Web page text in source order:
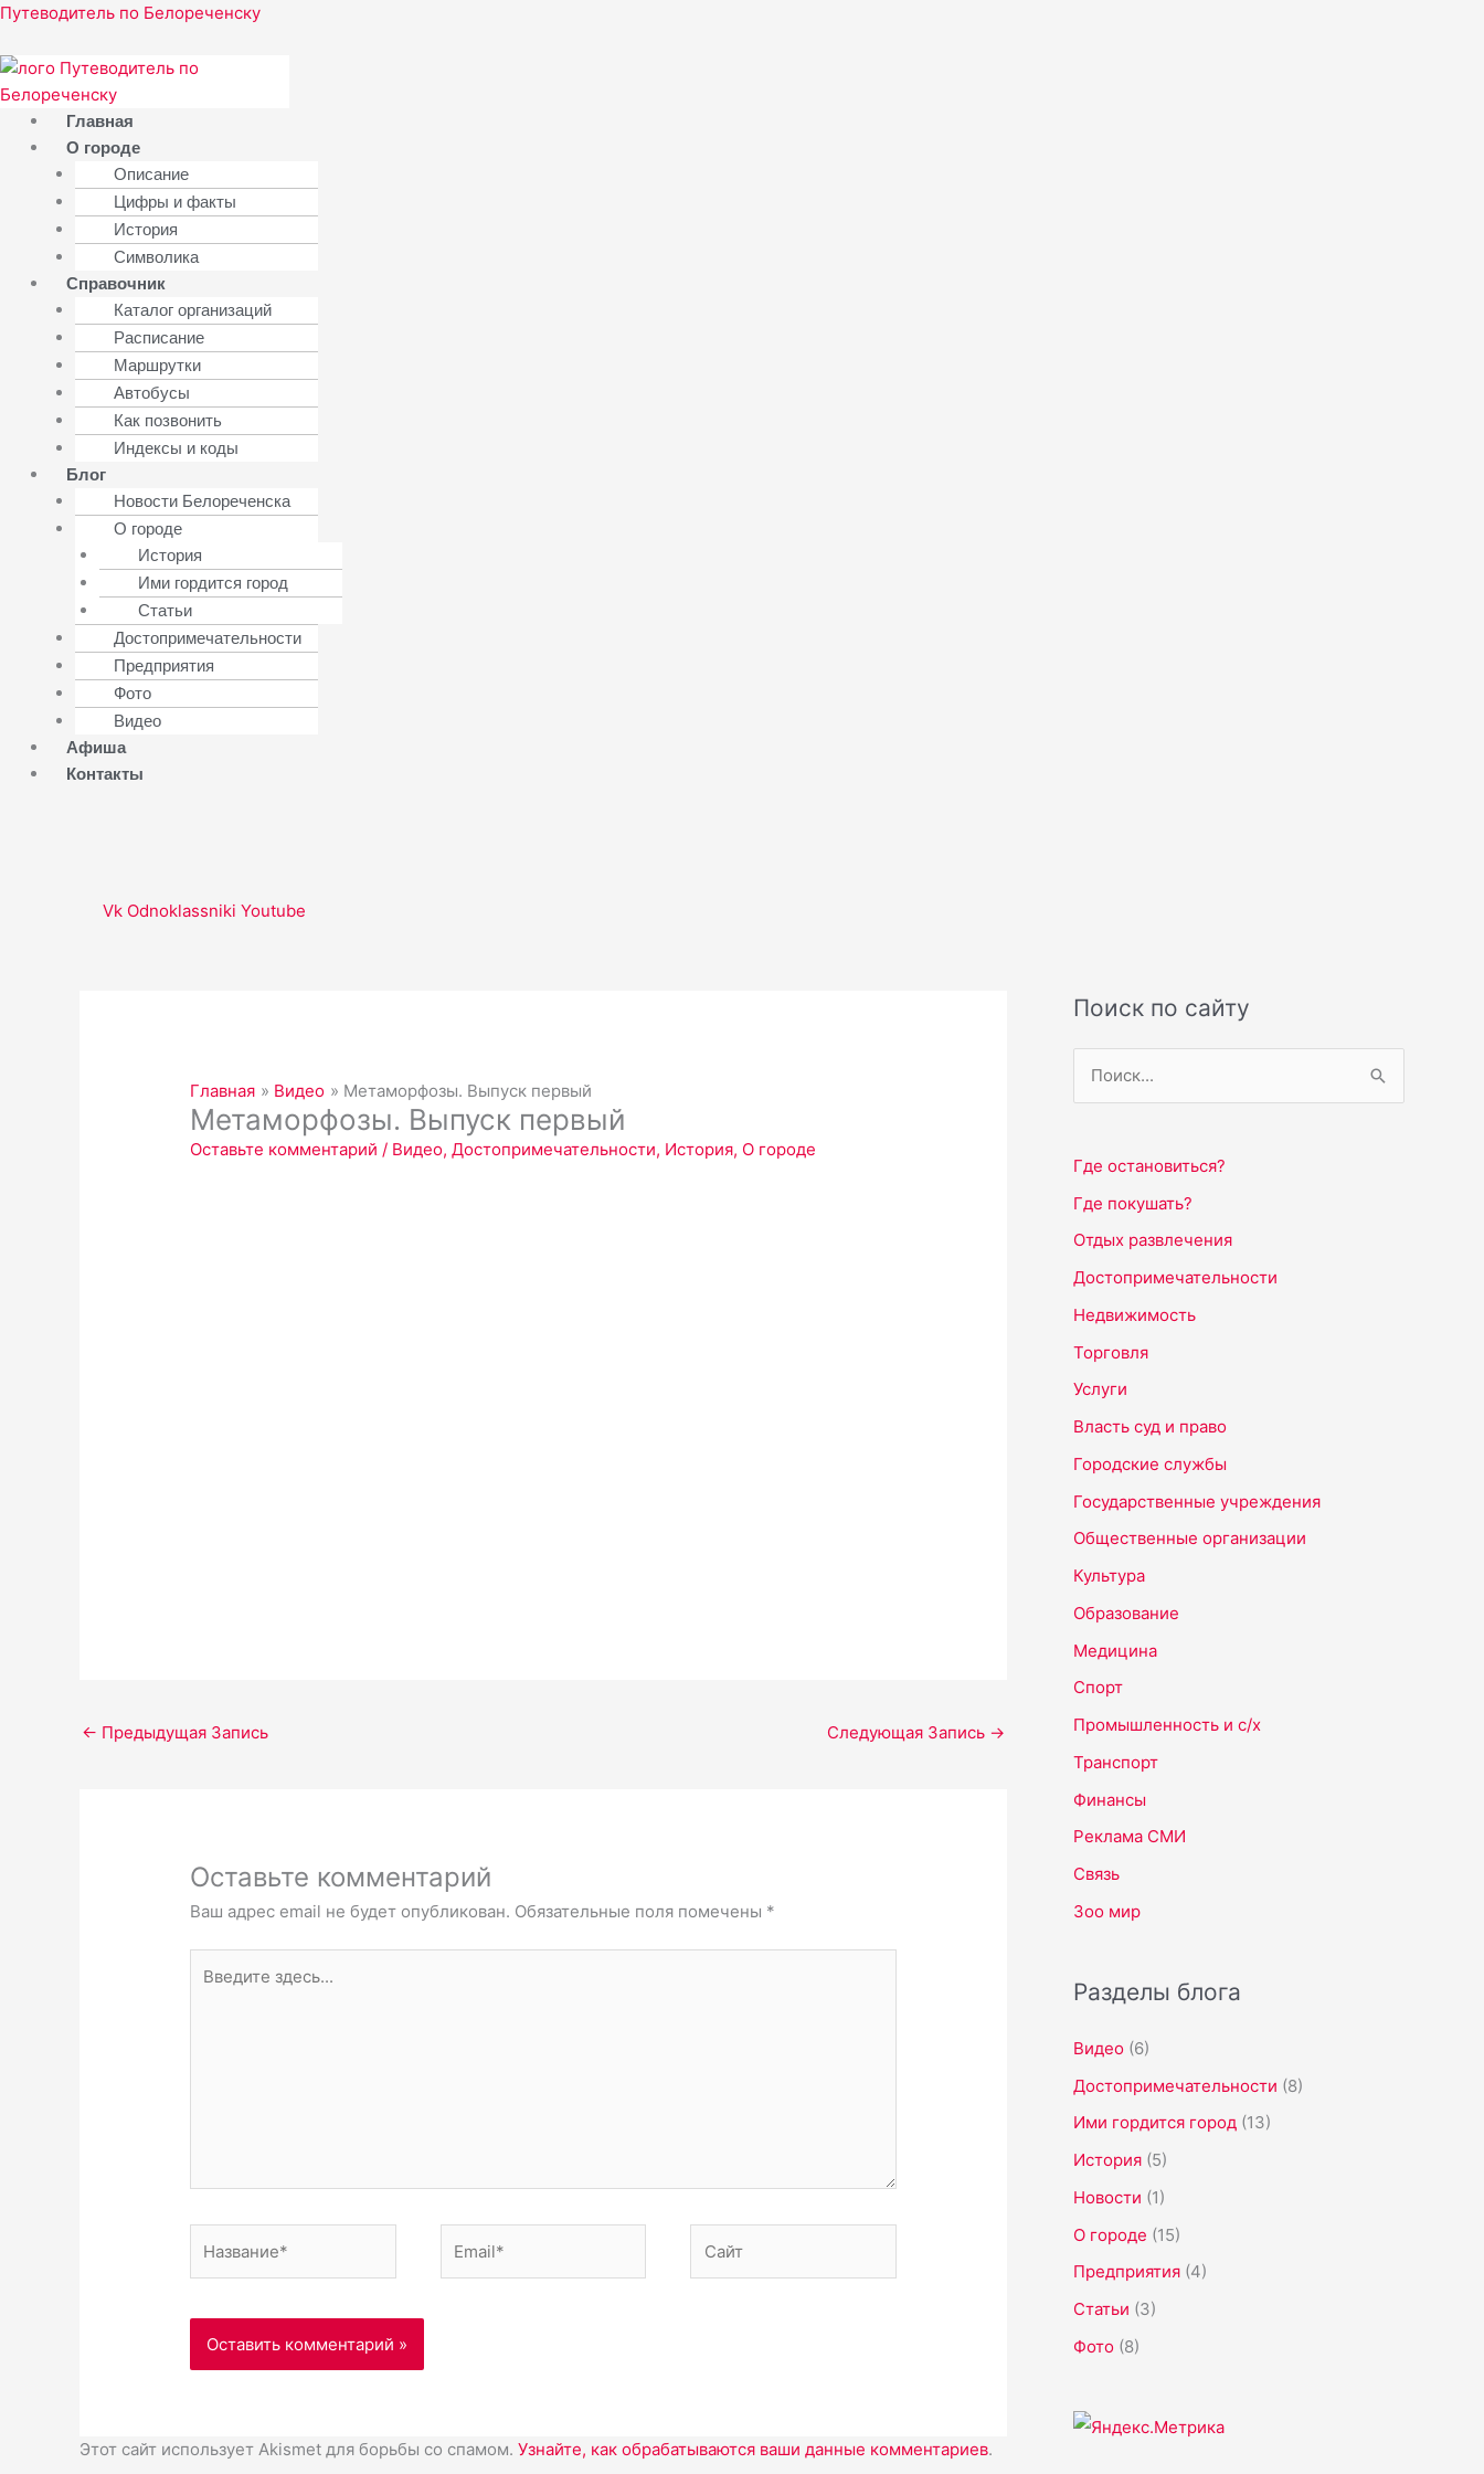
Перейти
содержимому
Путеводитель по Белореченску
Меню
Главная
О городе
Описание
Цифры и факты
История
Символика
Справочник
Каталог организаций
Расписание
Маршрутки
Автобусы
Как позвонить
Индексы и коды
Блог
Новости Белореченска
О городе
История
Ими гордится город
Статьи
Достопримечательности
Предприятия
Фото
Видео
Афиша
Контакты
Vk Odnoklassniki Youtube
Главная Видео Метаморфозы. Выпуск первый
Метаморфозы. Выпуск первый
Оставьте комментарий / Видео,Достопримечательности, История, О городе
← Предыдущая Запись Следующая Запись →
Оставьте комментарий
Ваш адрес email не будет опубликован. Обязательные поля помечены *
здесь...
Этот сайт использует Akismet для борьбы со спамом. Узнайте, как обрабатываются ваши данные комментариев.
Поиск по сайту
с
к
:
Где остановиться?
Где покушать?
Отдых развлечения
Достопримечательности
Недвижимость
Торговля
Услуги
Власть суд и право
Городские службы
Государственные учреждения
Общественные организации
Культура
Образование
Медицина
Спорт
Промышленность и с/х
Транспорт
Финансы
Реклама СМИ
Связь
Зоо мир
Разделы блога
Видео (6)
Достопримечательности (8)
Ими гордится город (13)
История (5)
Новости (1)
О городе (15)
Предприятия (4)
Статьи (3)
Фото (8)
Прокрутка
вверх